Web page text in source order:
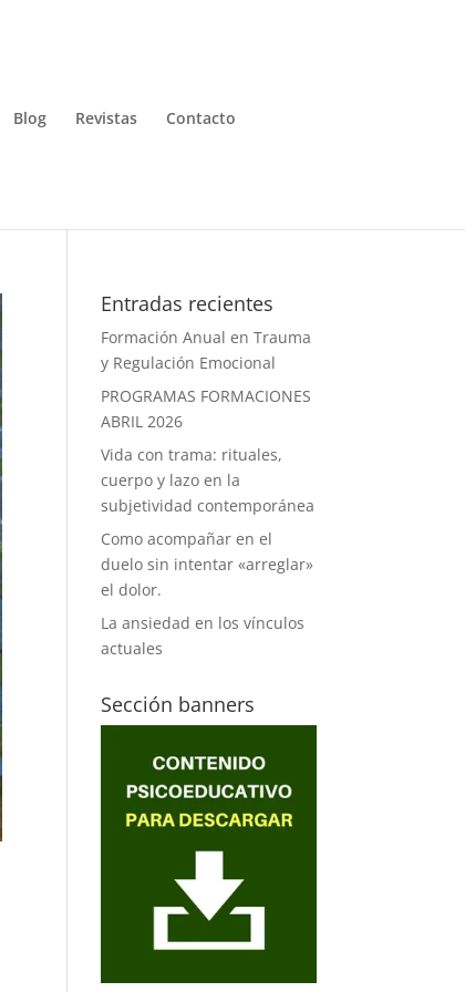
Blog Revistas Contacto
Entradas recientes
Formación Anual en Trauma
y Regulación Emocional
PROGRAMAS FORMACIONES
ABRIL 2026
Vida con trama: rituales,
cuerpo y lazo en la
subjetividad contemporánea
Como acompañar en el
duelo sin intentar «arreglar»
el dolor.
La ansiedad en los vínculos
actuales
Sección banners